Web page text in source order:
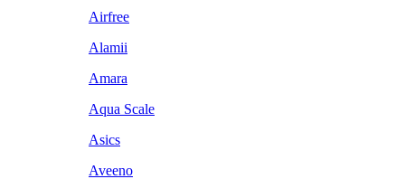
Airfree
Alamii
Amara
Aqua Scale
Asics
Aveeno